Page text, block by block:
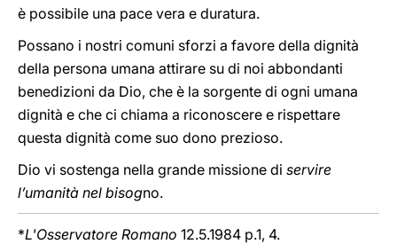
è possibile una pace vera e duratura.
Possano i nostri comuni sforzi a favore della dignità
della persona umana attirare su di noi abbondanti
benedizioni da Dio, che è la sorgente di ogni umana
dignità e che ci chiama a riconoscere e rispettare
questa dignità come suo dono prezioso.
Dio vi sostenga nella grande missione di servire
l’umanità nel bisogno.
*L'Osservatore Romano 12.5.1984 p.1, 4.